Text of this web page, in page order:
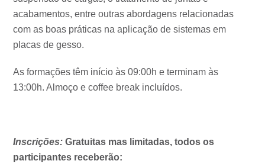
acabamentos, entre outras abordagens relacionadas
com as boas práticas na aplicação de sistemas em
placas de gesso.
As formações têm início às 09:00h e terminam às
13:00h. Almoço e coffee break incluídos.
Inscrições:Gratuitas mas limitadas, todos os
participantes receberão: